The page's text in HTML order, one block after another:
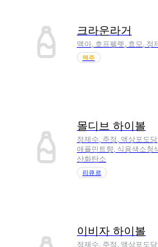
크라운라거
맥아, 호프펠렛, 효모, 정
맥주
몰디브 하이볼
정제수, 주정, 액상포도
애플민트향, 식용색소청
산화탄소
리큐르
이비자 하이볼
정제수, 주정, 액상포도